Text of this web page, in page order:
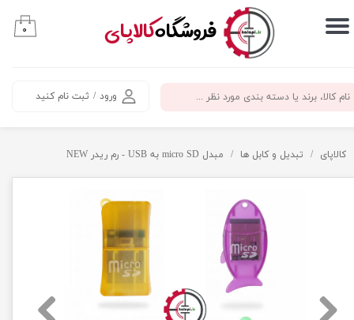
​فروشگاهکالاپای
ورود / ثبت نام کنید
حساب کاربری من
سفارشات
۰
کالاپای تبدیل و کابل ها مبدل micro SD به USB - رم ریدر NEW